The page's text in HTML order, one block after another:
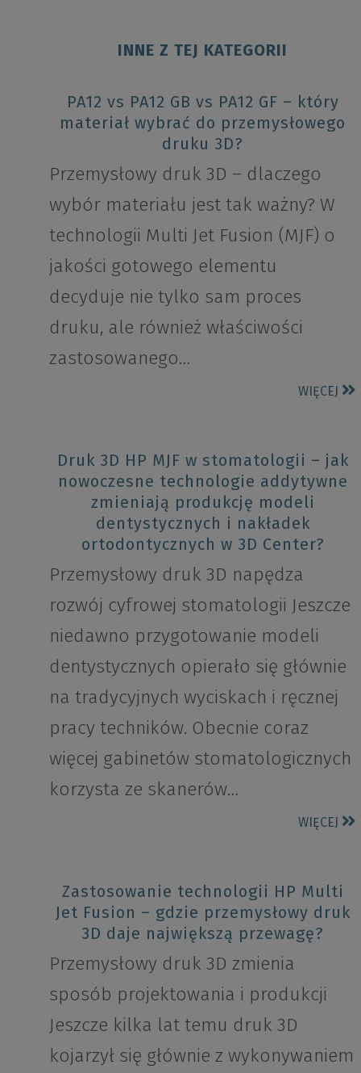
INNE Z TEJ KATEGORII
PA12 vs PA12 GB vs PA12 GF – który
materiał wybrać do przemysłowego
druku 3D?
Przemysłowy druk 3D – dlaczego
wybór materiału jest tak ważny? W
technologii Multi Jet Fusion (MJF) o
jakości gotowego elementu
decyduje nie tylko sam proces
druku, ale również właściwości
zastosowanego…
WIĘCEJ
Druk 3D HP MJF w stomatologii – jak
nowoczesne technologie addytywne
zmieniają produkcję modeli
dentystycznych i nakładek
ortodontycznych w 3D Center?
Przemysłowy druk 3D napędza
rozwój cyfrowej stomatologii Jeszcze
niedawno przygotowanie modeli
dentystycznych opierało się głównie
na tradycyjnych wyciskach i ręcznej
pracy techników. Obecnie coraz
więcej gabinetów stomatologicznych
korzysta ze skanerów…
WIĘCEJ
Zastosowanie technologii HP Multi
Jet Fusion – gdzie przemysłowy druk
3D daje największą przewagę?
Przemysłowy druk 3D zmienia
sposób projektowania i produkcji
Jeszcze kilka lat temu druk 3D
kojarzył się głównie z wykonywaniem